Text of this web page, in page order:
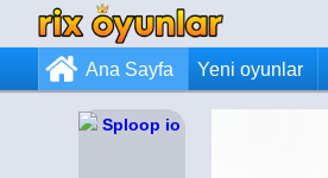
Ana Sayfa Yeni oyunlar